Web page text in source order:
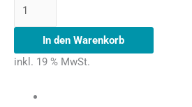
In den Warenkorb
inkl. 19 % MwSt.